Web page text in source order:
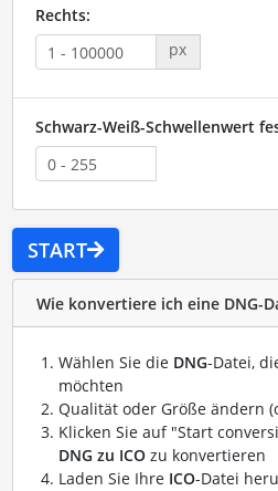
Rechts:
px
Schwarz-Weiß-Schwellenwert
START
Wie konvertiere ich eine DNG-
Wählen Sie die DNG-Datei,
möchten
Qualität oder Größe ändern
Klicken Sie auf "Start
DNG zu ICOzu konvertieren
Laden Sie Ihre ICO-Datei